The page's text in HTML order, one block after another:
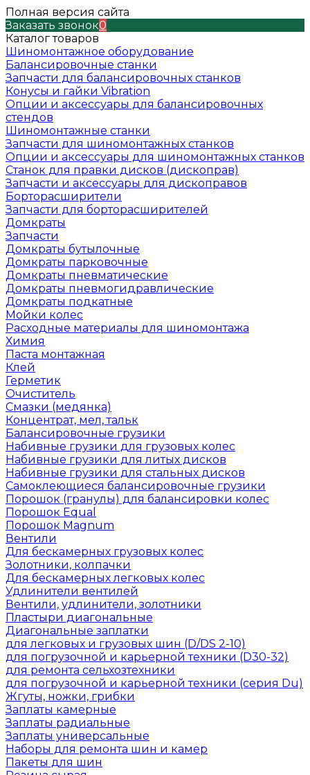
Полная версия сайта
Заказать звонок0
Каталог товаров
Шиномонтажное оборудование
Балансировочные станки
Запчасти для балансировочных станков
Конусы и гайки Vibration
Опции и аксессуары для балансировочных
стендов
Шиномонтажные станки
Запчасти для шиномонтажных станков
Опции и аксессуары для шиномонтажных станков
Станок для правки дисков (дископрав)
Запчасти и аксессуары для дископравов
Борторасширители
Запчасти для борторасширителей
Домкраты
Запчасти
Домкраты бутылочные
Домкраты парковочные
Домкраты пневматические
Домкраты пневмогидравлические
Домкраты подкатные
Мойки колес
Расходные материалы для шиномонтажа
Химия
Паста монтажная
Клей
Герметик
Очиститель
Смазки (медянка)
Концентрат, мел, тальк
Балансировочные грузики
Набивные грузики для грузовых колес
Набивные грузики для литых дисков
Набивные грузики для стальных дисков
Самоклеющиеся балансировочные грузики
Порошок (гранулы) для балансировки колес
Порошок Equal
Порошок Magnum
Вентили
Для бескамерных грузовых колес
Золотники, колпачки
Для бескамерных легковых колес
Удлинители вентилей
Вентили, удлинители, золотники
Пластыри диагональные
Диагональные заплатки
для легковых и грузовых шин (D/DS 2-10)
для погрузочной и карьерной техники (D30-32)
для ремонта сельхозтехники
для погрузочной и карьерной техники (серия Du)
Жгуты, ножки, грибки
Заплаты камерные
Заплаты радиальные
Заплаты универсальные
Наборы для ремонта шин и камер
Пакеты для шин